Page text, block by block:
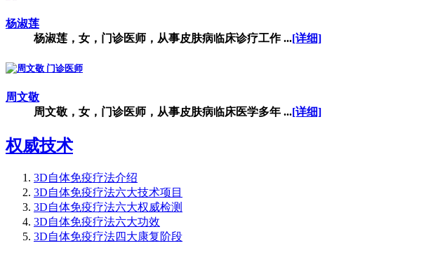
杨淑莲
杨淑莲，女，门诊医师，从事皮肤病临床诊疗工作 ...[详细]
周文敬
周文敬，女，门诊医师，从事皮肤病临床医学多年 ...[详细]
权威技术
3D自体免疫疗法介绍
3D自体免疫疗法六大技术项目
3D自体免疫疗法六大权威检测
3D自体免疫疗法六大功效
3D自体免疫疗法四大康复阶段